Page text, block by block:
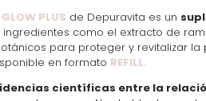
PLUS de Depuravita es un
como el extracto de
para proteger y revitalizar
en formato REFILL.
científicas entre la